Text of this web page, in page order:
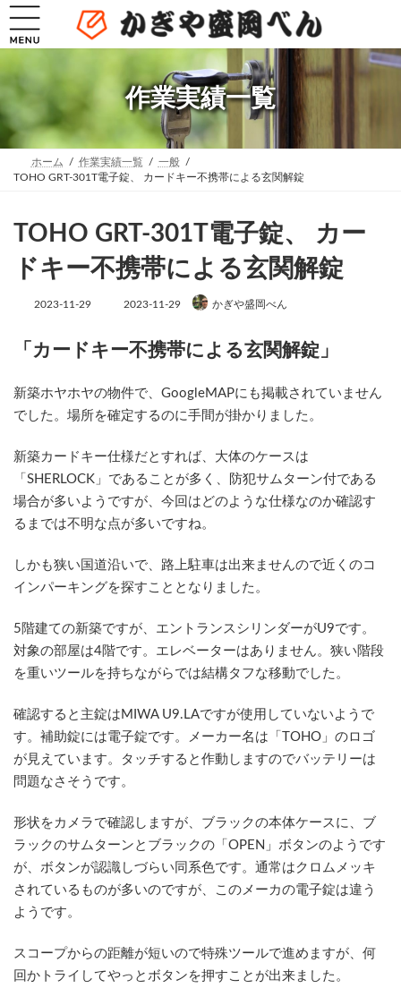
コ
テ
へ
ッ
プ
ナ
ゲ
ョ
移
動
作業実績一覧
ホーム 作業実績一覧
一般
TOHO GRT-301T電子錠、 カードキー不携帯による玄関解錠
TOHO GRT-301T電子錠、 カー
ドキー不携帯による玄関解錠
2023-11-29
最
新
:
2023-11-29 かぎや盛岡べん
「カードキー不携帯による玄関解錠」
新築ホヤホヤの物件で、GoogleMAPにも掲載されていません
でした。場所を確定するのに手間が掛かりました。
新築カードキー仕様だとすれば、大体のケースは
「SHERLOCK」であることが多く、防犯サムターン付である
場合が多いようですが、今回はどのような仕様なのか確認す
るまでは不明な点が多いですね。
しかも狭い国道沿いで、路上駐車は出来ませんので近くのコ
インパーキングを探すこととなりました。
5階建ての新築ですが、エントランスシリンダーがU9です。
対象の部屋は4階です。エレベーターはありません。狭い階段
を重いツールを持ちながらでは結構タフな移動でした。
確認すると主錠はMIWA U9.LAですが使用していないようで
す。補助錠には電子錠です。メーカー名は「TOHO」のロゴ
が見えています。タッチすると作動しますのでバッテリーは
問題なさそうです。
形状をカメラで確認しますが、ブラックの本体ケースに、ブ
ラックのサムターンとブラックの「OPEN」ボタンのようです
が、ボタンが認識しづらい同系色です。通常はクロムメッキ
されているものが多いのですが、このメーカの電子錠は違う
ようです。
スコープからの距離が短いので特殊ツールで進めますが、何
回かトライしてやっとボタンを押すことが出来ました。